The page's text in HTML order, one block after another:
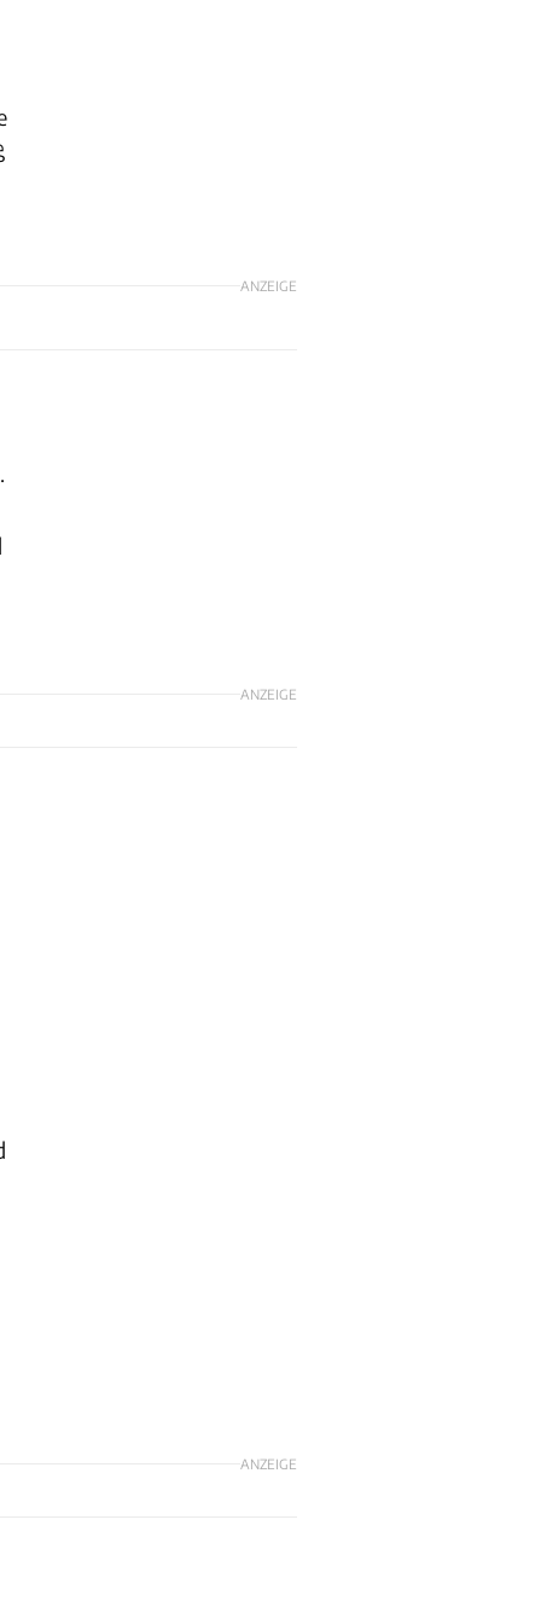
ANZEIGE
ANZEIGE
ANZEIGE